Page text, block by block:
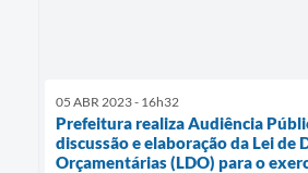
05 ABR 2023 - 16h32
Prefeitura realiza Audiência
discussão e elaboração da Lei de
Orçamentárias (LDO) para o